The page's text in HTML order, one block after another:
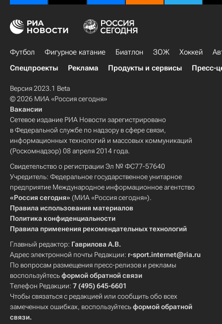
Футбол Фигурное катание Биатлон ЗОЖ Хоккей
Спецпроекты
Реклама Продукты и сервисы Пресс-
Версия 2023.1 Beta
© 2026 МИА «Россия сегодня»
Вакансии
Сетевое издание РИА Новости зарегистрировано
в Федеральной службе по надзору в сфере связи,
информационных технологий и массовых коммуникаций
(Роскомнадзор) 08 апреля 2014 года.
Свидетельство о регистрации Эл № ФС77-57640
Учредитель: Федеральное государственное унитарное
предприятие Международное информационное агентство
«Россия сегодня» (МИА «Россия сегодня»).
Правила использования материалов
Политика конфиденциальности
Правила применения рекомендательных технологий
Главный редактор: Гаврилова А.В.
Адрес электронной почты Редакции: r-sport.internet@ria.ru
По вопросам размещения пресс-релизов и рекламы
воспользуйтесьформой обратной связи
Телефон Редакции: 7 (495) 645-6601
Чтобы связаться с редакцией или сообщить обо всех
замеченных ошибках, воспользуйтесьформой обратной
связи.